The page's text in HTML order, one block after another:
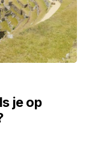
je op